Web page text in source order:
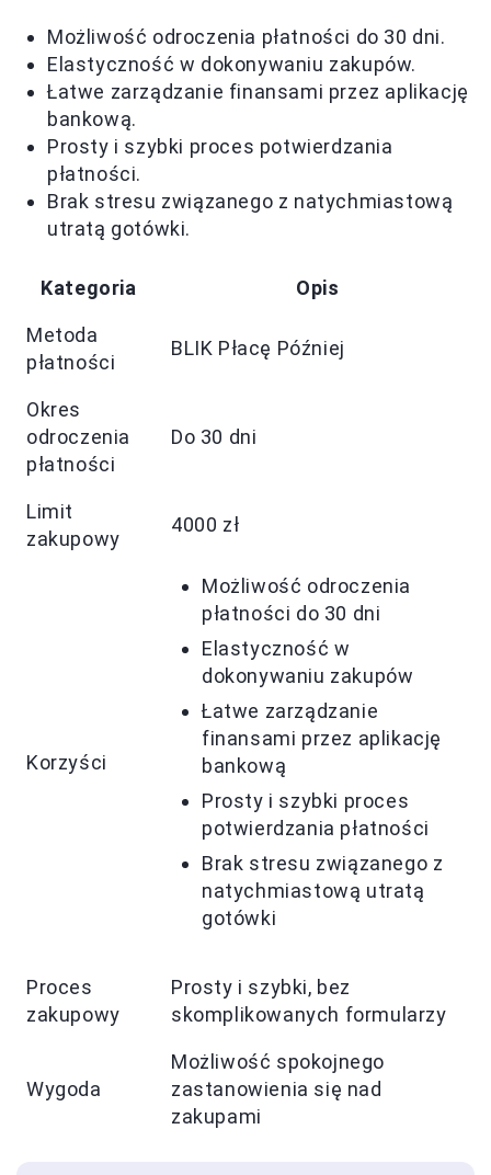
Możliwość odroczenia płatności do 30 dni.
Elastyczność w dokonywaniu zakupów.
Łatwe zarządzanie finansami przez aplikację
bankową.
Prosty i szybki proces potwierdzania
płatności.
Brak stresu związanego z natychmiastową
utratą gotówki.
Kategoria Opis
Metoda
płatności
BLIK Płacę Później
Okres
odroczenia
płatności
Do 30 dni
Limit
zakupowy
4000 zł
Korzyści
Możliwość odroczenia
płatności do 30 dni
Elastyczność w
dokonywaniu zakupów
Łatwe zarządzanie
finansami przez aplikację
bankową
Prosty i szybki proces
potwierdzania płatności
Brak stresu związanego z
natychmiastową utratą
gotówki
Proces
zakupowy
Prosty i szybki, bez
skomplikowanych formularzy
Wygoda
Możliwość spokojnego
zastanowienia się nad
zakupami